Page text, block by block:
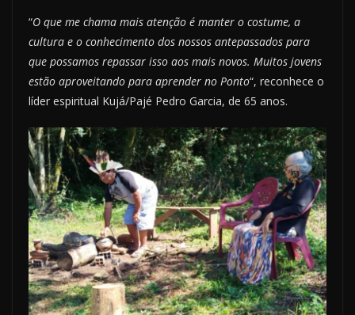
“O que me chama mais atenção é manter o costume, a
cultura e o conhecimento dos nossos antepassados para
que possamos repassar isso aos mais novos. Muitos jovens
estão aproveitando para aprender no Ponto“, reconhece o
líder espiritual Kujá/Pajé Pedro Garcia, de 65 anos.